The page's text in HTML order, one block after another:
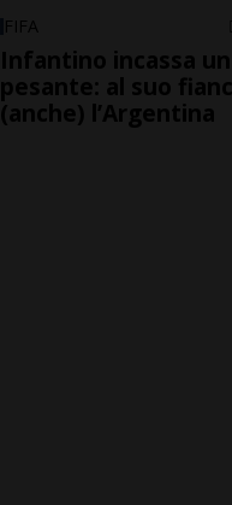
FIFA
Infantino incassa
pesante: al suo
(anche) l’Argentina